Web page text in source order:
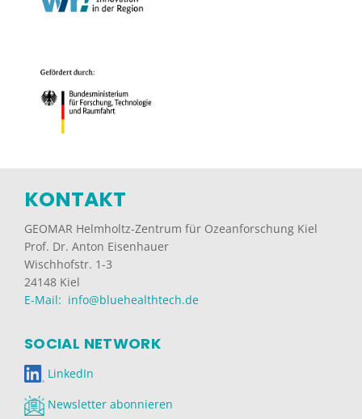
KONTAKT
GEOMAR Helmholtz-Zentrum für Ozeanforschung Kiel
Prof. Dr. Anton Eisenhauer
Wischhofstr. 1-3
24148 Kiel
E-Mail: info@bluehealthtech.de
SOCIAL NETWORK
LinkedIn
Newsletter abonnieren